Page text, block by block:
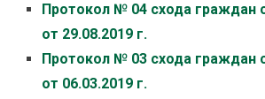
Протокол № 04 схода
от 29.08.2019 г.
Протокол № 03 схода
от 06.03.2019 г.